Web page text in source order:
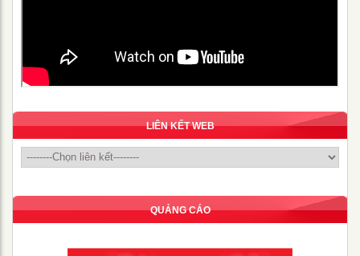
LIÊN KẾT WEB
QUẢNG CÁO